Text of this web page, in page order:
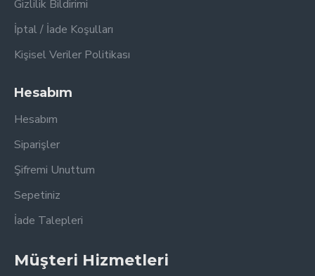
Gizlilik Bildirimi
İptal / İade Koşulları
Kişisel Veriler Politikası
Hesabım
Hesabım
Siparişler
Şifremi Unuttum
Sepetiniz
İade Talepleri
Müşteri Hizmetleri